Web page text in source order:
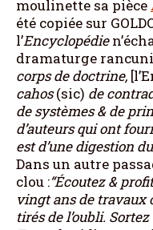
moulinette sa pièce
été copiée sur
l’Encyclopédie
dramaturge
corps de doctrine,
cahos(sic) de
de systèmes & de
d’auteurs qui ont
est d’une digestion
Dans un autre
clou :“Écoutez &
vingt ans de travaux
tirés de l’oubli.